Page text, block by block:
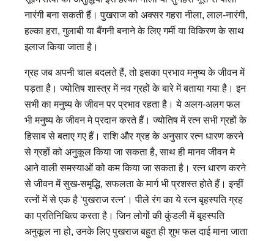
नारंगी बना सकती हैं। पुखराज को अक्सर गहरा नीला, लाल-नारंगी,
हल्का हरा, गुलाबी या बैंगनी बनाने के लिए गर्मी या विकिरण के साथ
इलाज किया जाता है।
ग्रह जब अपनी चाल बदलते हैं, तो इसका प्रभाव मनुष्य के जीवन में
पड़ता है। ज्योतिष शास्त्र में नव ग्रहों के बारे में बताया गया है। इन
सभी का मनुष्य के जीवन पर प्रभाव रहता है। ये अलग-अलग फल
भी मनुष्य के जीवन मे प्रदान करते हैं। ज्योतिष में रत्न सभी ग्रहों के
हिसाब से बताए गए हैं। राशि और ग्रह के अनुसार रत्न धारण करने
से ग्रहों को अनुकूल किया जा सकता है, साथ ही मानव जीवन मे
आने वाली समस्याओं को कम किया जा सकता है। रत्न धारण करने
से जीवन में सुख-समृद्धि, सफलता के मार्ग भी प्रशस्त होते हैं। इन्हीं
रत्नों में से एक है ‘पुखराज रत्न’। पीले रंग का ये रत्न बृहस्पति ग्रह
का प्रतिनिधित्व करता है। जिन लोगों की कुंडली में बृहस्पति
अनुकूल ना हो, उनके लिए पुखराज बहुत ही शुभ फल दाई माना जाता